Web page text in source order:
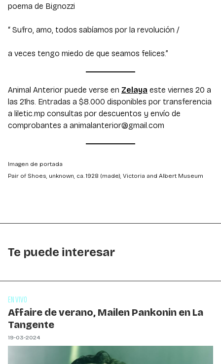
poema de Bignozzi
“ Sufro, amo, todos sabíamos por la revolución /
a veces tengo miedo de que seamos felices.”
Animal Anterior puede verse en Zelaya este viernes 20 a
las 21hs. Entradas a $8.000 disponibles por transferencia
a liletic.mp consultas por descuentos y envío de
comprobantes a animalanterior@gmail.com
Imagen de portada
Pair of Shoes, unknown, ca. 1928 (made), Victoria and Albert Museum
Te puede interesar
EN VIVO
Affaire de verano, Mailen Pankonin en La
Tangente
19-03-2024